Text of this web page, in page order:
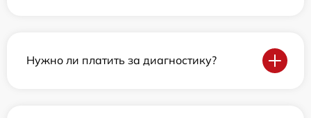
Нужно ли платить за диагностику?